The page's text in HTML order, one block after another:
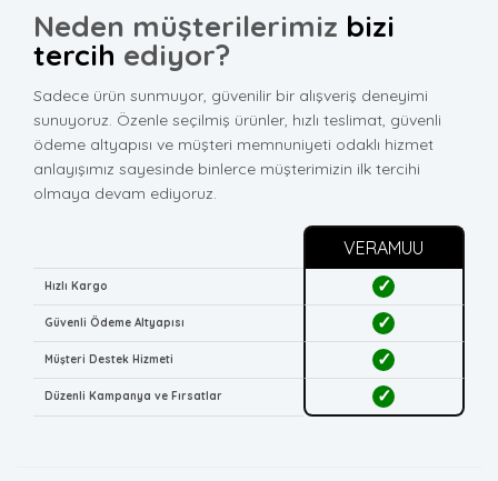
Neden müşterilerimiz bizi
tercih ediyor?
Sadece ürün sunmuyor, güvenilir bir alışveriş deneyimi
sunuyoruz. Özenle seçilmiş ürünler, hızlı teslimat, güvenli
ödeme altyapısı ve müşteri memnuniyeti odaklı hizmet
anlayışımız sayesinde binlerce müşterimizin ilk tercihi
olmaya devam ediyoruz.
VERAMUU
Hızlı Kargo ✓
Güvenli Ödeme Altyapısı ✓
Müşteri Destek Hizmeti ✓
Düzenli Kampanya ve Fırsatlar ✓